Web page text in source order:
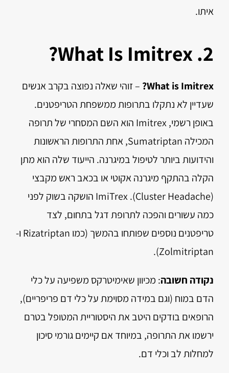
איתו.
2. What Is Imitrex?
What is Imitrex? – זוהי שאלה נפוצה בקרב אנשים
שעדיין לא נתקלו בתרופות ממשפחת הטריפטנים.
באופן רשמי, Imitrex הוא השם המסחרי של תרופה
המכילה Sumatriptan, אחת התרופות הראשונות
והידועות ביותר לטיפול במיגרנה. הייעוד שלה הוא מתן
הקלה בהתקף מיגרנה אקוטי או בכאב ראש מקבצי
(Cluster Headache). ImiTrex הושקה בשוק לפני
כמה עשורים והפכה לתרופת דגל בתחום, לצד
טריפטנים נוספים שפותחו בהמשך (כמו Rizatriptan ו-
Zolmitriptan).
נקודה חשובה: מכיוון שאימיטרקס משפיעה על כלי
הדם במוח (וגם במידה מסוימת על כלי דם פריפריים),
הרופאים בודקים היטב את היסטוריית המטופל בטרם
ירשמו את התרופה, במיוחד אם קיימים גורמי סיכון
למחלות לב וכלי דם.